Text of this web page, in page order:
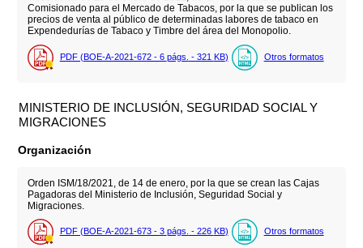
Comisionado para el Mercado de Tabacos, por la que se publican los
precios de venta al público de determinadas labores de tabaco en
Expendedurías de Tabaco y Timbre del área del Monopolio.
PDF (BOE-A-2021-672 - 6 págs. - 321 KB) Otros formatos
MINISTERIO DE INCLUSIÓN, SEGURIDAD SOCIAL Y
MIGRACIONES
Organización
Orden ISM/18/2021, de 14 de enero, por la que se crean las Cajas
Pagadoras del Ministerio de Inclusión, Seguridad Social y
Migraciones.
PDF (BOE-A-2021-673 - 3 págs. - 226 KB) Otros formatos